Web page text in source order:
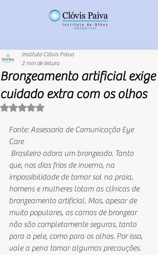
Bronzeamento artificial exige
cuidado extra com os olhos
Instituto Clóvis Paiva
2 min de leitura
Avaliado com NaN de 5 estrelas.
Fonte: Assessoria de Comunicação Eye
Care
que, nos dias frios de inverno, na
impossibilidade de tomar sol na praia,
homens e mulheres lotam as clínicas de
bronzeamento artificial. Mas, apesar de
muito populares, as camas de bronzear
não são completamente seguras, tanto
para a pele, como para os olhos. Por isso,
vale a pena tomar algumas precauções.